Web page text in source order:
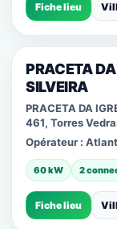
Fiche lieu
PRACETA
SILVEIRA
PRACETA DA
461, Torres
Opérateur :
60 kW 2
Fiche lieu